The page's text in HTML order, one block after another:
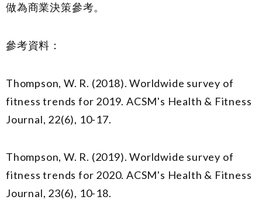
做為商業決策參考。
參考資料：
Thompson, W. R. (2018). Worldwide survey of
fitness trends for 2019.ACSM's Health & Fitness
Journal, 22(6), 10-17.
Thompson, W. R. (2019). Worldwide survey of
fitness trends for 2020.ACSM's Health & Fitness
Journal, 23(6), 10-18.